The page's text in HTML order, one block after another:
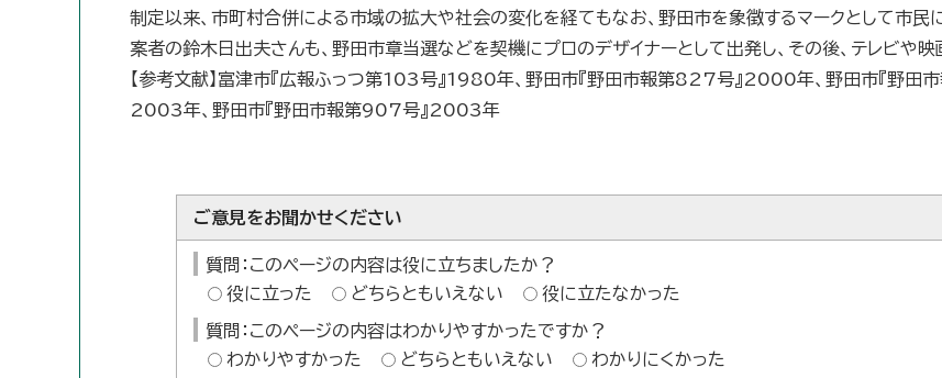
制定以来、市町村合併による市域の拡大や社会の変化を経てもなお、野田市を象徴するマークとして市民
案者の鈴木日出夫さんも、野田市章当選などを契機にプロのデザイナーとして出発し、その後、テレビや映
【参考文献】富津市『広報ふっつ第103号』1980年、野田市『野田市報第827号』2000年、野田市『野
2003年、野田市『野田市報第907号』2003年
ご意見をお聞かせください
質問：このページの内容は役に立ちましたか？
役に立った
どちらともいえない 役に立たなかった
質問：このページの内容はわかりやすかったですか？
わかりやすかった
どちらともいえない わかりにくかった